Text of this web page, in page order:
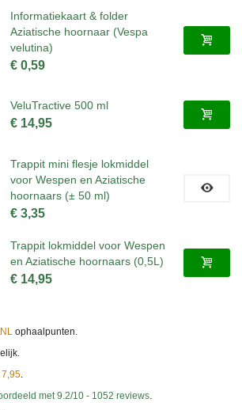
Informatiekaart & folder
Aziatische hoornaar (Vespa
velutina)
€ 0,59
VeluTractive 500 ml
€ 14,95
Trappit mini flesje lokmiddel
voor Wespen en Aziatische
hoornaars (± 50 ml)
€ 3,35
Trappit lokmiddel voor Wespen
en Aziatische hoornaars (0,5L)
€ 14,95
ophaalpunten.
7,95
met 9.2/10 - 1052 reviews